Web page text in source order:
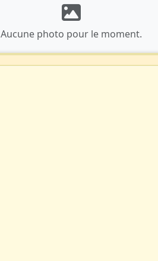
Aucune photo pour le moment.